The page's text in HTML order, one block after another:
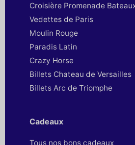
Croisière Promenade
Vedettes de Paris
Moulin Rouge
Paradis Latin
Crazy Horse
Billets Chateau de Versailles
Billets Arc de Triomphe
Cadeaux
Tous nos bons cadeaux